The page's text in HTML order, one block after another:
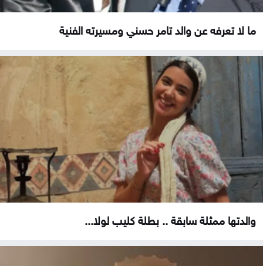
ما لا تعرفه عن والد تامر حسني ومسيرته الفنية
والدتها ممثلة سابقة .. بطلة كليب لولا...